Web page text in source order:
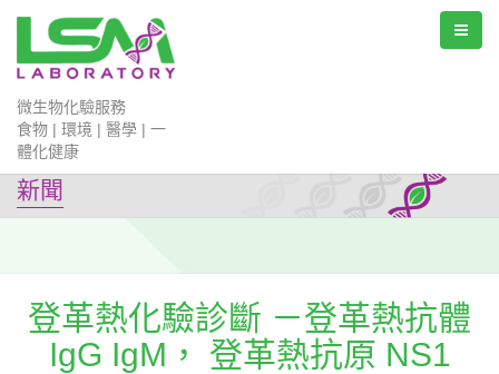
微生物化驗服務
食物 | 環境 | 醫學 | 一
體化健康
新聞
登革熱化驗診斷 －登革熱抗體
IgG IgM， 登革熱抗原 NS1